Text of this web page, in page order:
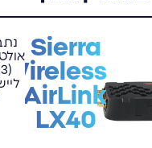
Sierra
Wireless
AirLink
LX40